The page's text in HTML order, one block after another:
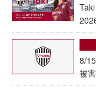
8/
被